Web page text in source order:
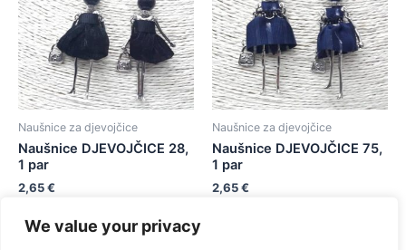
We value your privacy
Naušnice za djevojčice
Naušnice DJEVOJČICE 28,
1 par
2,65€
Dodaj u košaricu
Naušnice za djevojčice
Naušnice DJEVOJČICE 75,
1 par
2,65€